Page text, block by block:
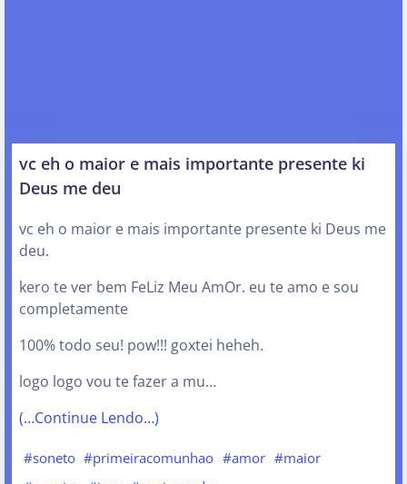
vc eh o maior e mais importante presente ki
Deus me deu
vc eh o maior e mais importante presente ki Deus me
deu.
kero te ver bem FeLiz Meu AmOr. eu te amo e sou
completamente
100% todo seu! pow!!! goxtei heheh.
logo logo vou te fazer a mu…
(…Continue Lendo…)
#soneto #primeiracomunhao #amor #maior